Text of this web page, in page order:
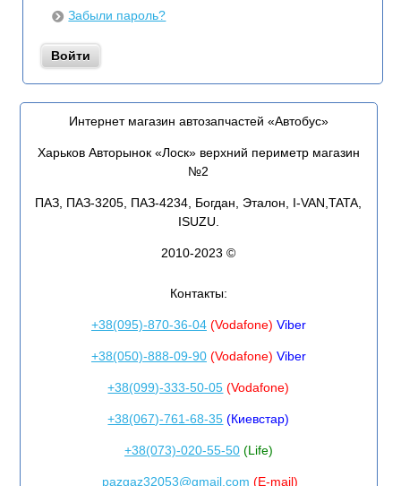
Забыли пароль?
Интернет магазин автозапчастей «Автобус»
Харьков Авторынок «Лоск» верхний периметр магазин
№2
ПАЗ, ПАЗ-3205, ПАЗ-4234, Богдан, Эталон, I-VAN,TATA,
ISUZU.
2010-2023 ©
Контакты:
+38(095)-870-36-04(Vodafone) Viber
+38(050)-888-09-90(Vodafone) Viber
+38(099)-333-50-05 (Vodafone)
+38(067)-761-68-35 (Киевстар)
+38(073)-020-55-50(Life)
pazgaz32053@gmail.com (E-mail)